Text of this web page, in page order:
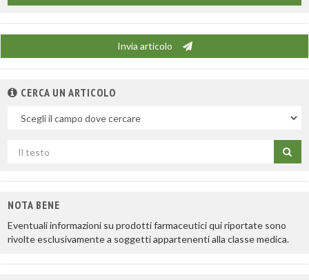
Invia articolo
CERCA UN ARTICOLO
campo
per
NOTA BENE
Eventuali informazioni su prodotti farmaceutici qui riportate sono
rivolte esclusivamente a soggetti appartenenti alla classe medica.